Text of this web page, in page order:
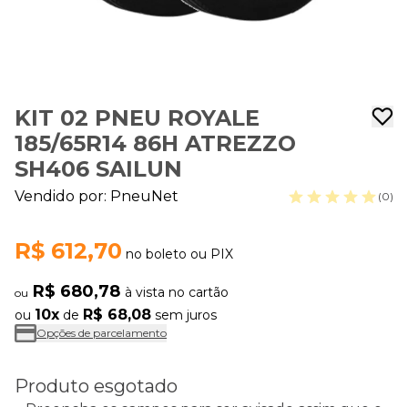
KIT 02 PNEU ROYALE
185/65R14 86H ATREZZO
SH406 SAILUN
Vendido por: PneuNet (0)
R$ 612,70 no boleto ou PIX
ou R$ 680,78 à vista no cartão
ou 10x de R$ 68,08 sem juros
Opções de parcelamento
Produto esgotado